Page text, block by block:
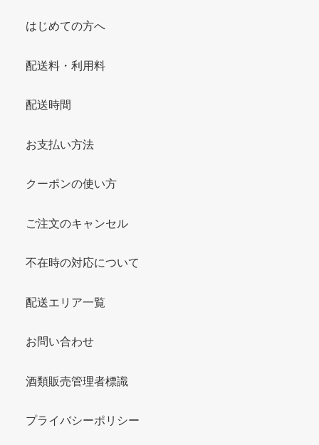
はじめての方へ
配送料・利用料
配送時間
お支払い方法
クーポンの使い方
ご注文のキャンセル
不在時の対応について
配送エリア一覧
お問い合わせ
酒類販売管理者標識
プライバシーポリシー